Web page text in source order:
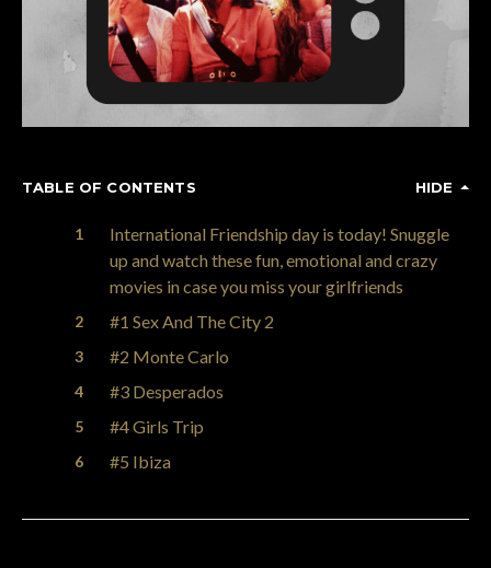
TABLE OF CONTENTS HIDE
International Friendship day is today! Snuggle
up and watch these fun, emotional and crazy
movies in case you miss your girlfriends
#1 Sex And The City 2
#2 Monte Carlo
#3 Desperados
#4 Girls Trip
#5 Ibiza